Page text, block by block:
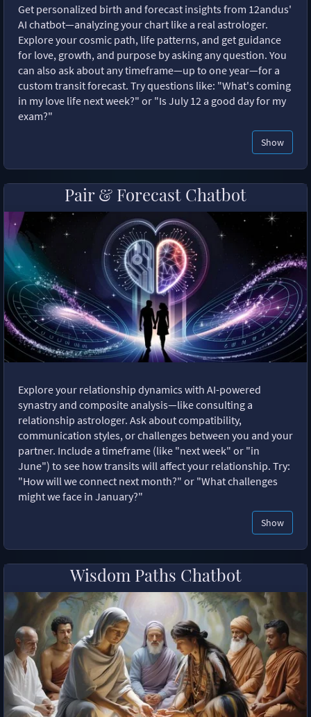
Get personalized birth and forecast insights from 12andus'
AI chatbot—analyzing your chart like a real astrologer.
Explore your cosmic path, life patterns, and get guidance
for love, growth, and purpose by asking any question. You
can also ask about any timeframe—up to one year—for a
custom transit forecast. Try questions like: "What's coming
in my love life next week?" or "Is July 12 a good day for my
exam?"
Show
Pair & Forecast Chatbot
Explore your relationship dynamics with AI-powered
synastry and composite analysis—like consulting a
relationship astrologer. Ask about compatibility,
communication styles, or challenges between you and your
partner. Include a timeframe (like "next week" or "in
June") to see how transits will affect your relationship. Try:
"How will we connect next month?" or "What challenges
might we face in January?"
Show
Wisdom Paths Chatbot